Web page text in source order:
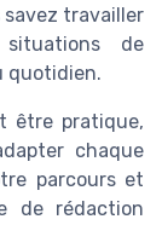
travailler
de
quotidien.
être pratique,
chaque
parcours et
de rédaction